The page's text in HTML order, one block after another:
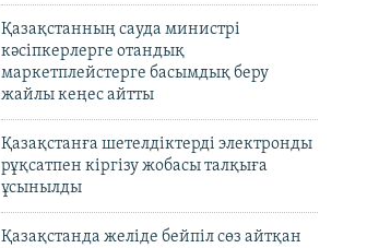
Қазақстанның сауда министрі
кәсіпкерлерге отандық
маркетплейстерге басымдық беру
жайлы кеңес айтты
Қазақстанға шетелдіктерді электронды
рұқсатпен кіргізу жобасы талқыға
ұсынылды
Қазақстанда желіде бейпіл сөз айтқан